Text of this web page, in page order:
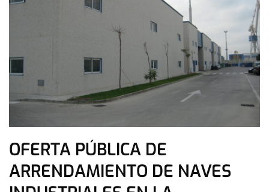
OFERTA PÚBLICA DE
ARRENDAMIENTO DE NAVES